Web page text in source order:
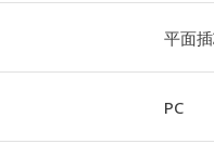
平面
PC